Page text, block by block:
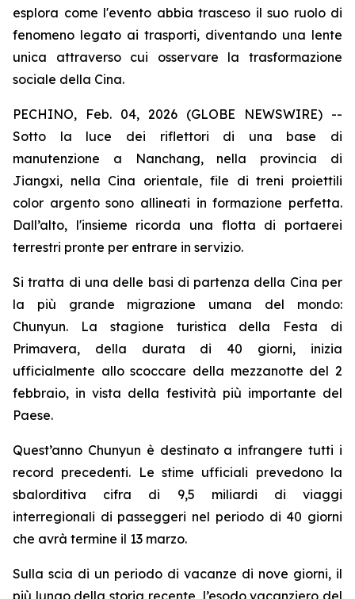
esplora come l'evento abbia trasceso il suo ruolo di
fenomeno legato ai trasporti, diventando una lente
unica attraverso cui osservare la trasformazione
sociale della Cina.
PECHINO, Feb. 04, 2026 (GLOBE NEWSWIRE) --
Sotto la luce dei riflettori di una base di
manutenzione a Nanchang, nella provincia di
Jiangxi, nella Cina orientale, file di treni proiettili
color argento sono allineati in formazione perfetta.
Dall’alto, l'insieme ricorda una flotta di portaerei
terrestri pronte per entrare in servizio.
Si tratta di una delle basi di partenza della Cina per
la più grande migrazione umana del mondo:
Chunyun. La stagione turistica della Festa di
Primavera, della durata di 40 giorni, inizia
ufficialmente allo scoccare della mezzanotte del 2
febbraio, in vista della festività più importante del
Paese.
Quest’anno Chunyun è destinato a infrangere tutti i
record precedenti. Le stime ufficiali prevedono la
sbalorditiva cifra di 9,5 miliardi di viaggi
interregionali di passeggeri nel periodo di 40 giorni
che avrà termine il 13 marzo.
Sulla scia di un periodo di vacanze di nove giorni, il
più lungo della storia recente, l’esodo vacanziero del